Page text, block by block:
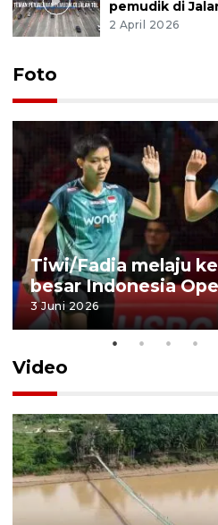
pemudik di
2 April 2026
Foto
Tiwi/Fadia melaju
besar Indonesia
3 Juni 2026
Video